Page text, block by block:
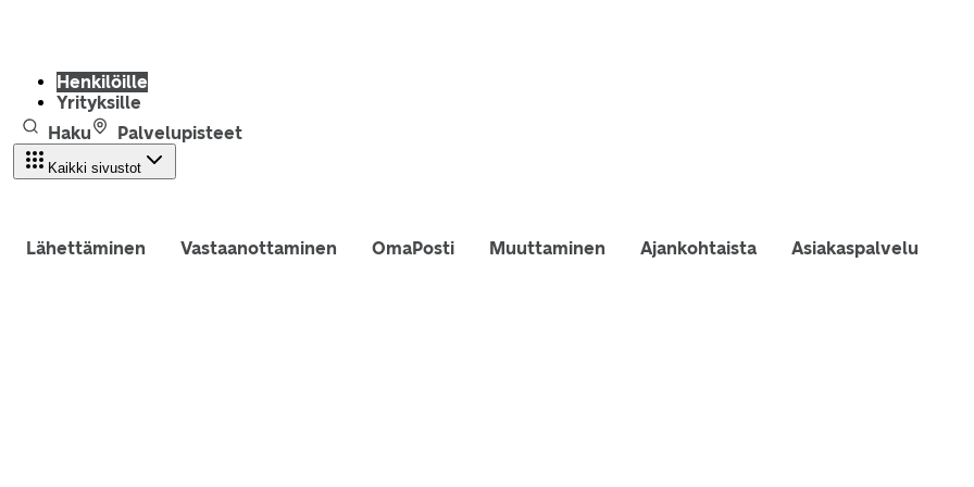
Henkilöille
Yrityksille
Haku
Palvelupisteet
Kaikki sivustot
Lähettäminen Vastaanottaminen OmaPosti Muuttaminen Ajankohtaista Asiakaspalvelu